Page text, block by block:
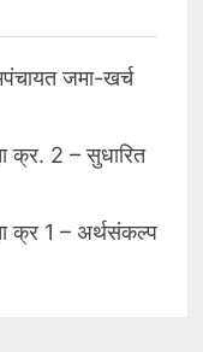
जमा-खर्च
क्र. 2 – सुधारित
क्र 1 – अर्थसंकल्प